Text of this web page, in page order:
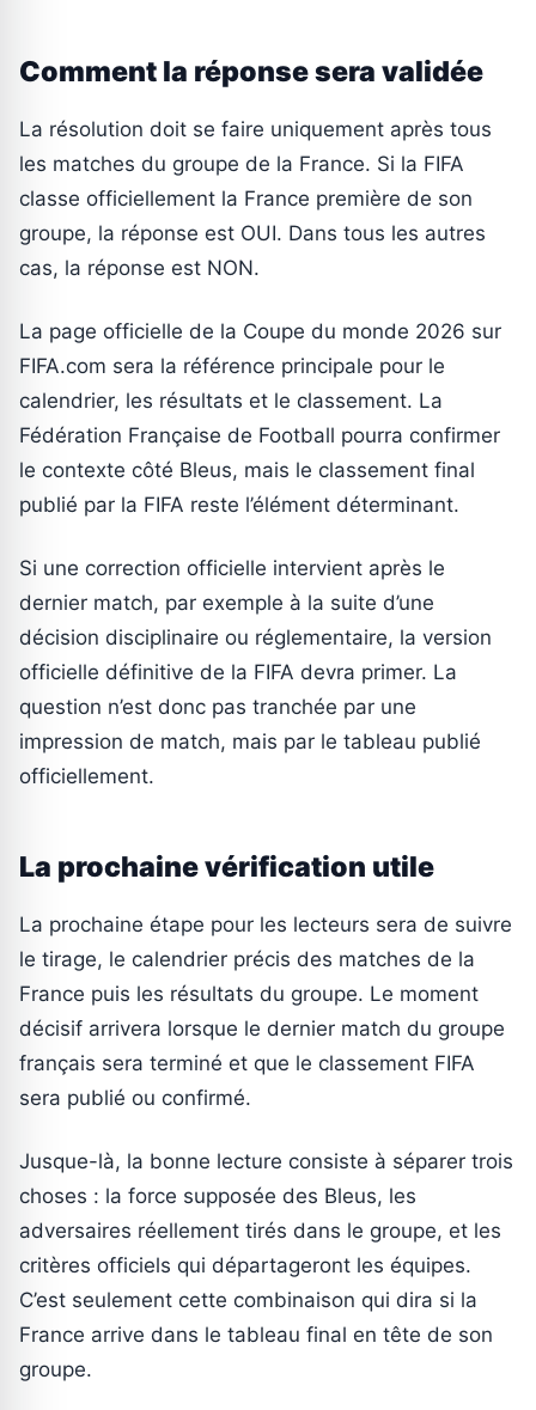
Comment la réponse sera validée
La résolution doit se faire uniquement après tous
les matches du groupe de la France. Si la FIFA
classe officiellement la France première de son
groupe, la réponse est OUI. Dans tous les autres
cas, la réponse est NON.
La page officielle de la Coupe du monde 2026 sur
FIFA.com sera la référence principale pour le
calendrier, les résultats et le classement. La
Fédération Française de Football pourra confirmer
le contexte côté Bleus, mais le classement final
publié par la FIFA reste l’élément déterminant.
Si une correction officielle intervient après le
dernier match, par exemple à la suite d’une
décision disciplinaire ou réglementaire, la version
officielle définitive de la FIFA devra primer. La
question n’est donc pas tranchée par une
impression de match, mais par le tableau publié
officiellement.
La prochaine vérification utile
La prochaine étape pour les lecteurs sera de suivre
le tirage, le calendrier précis des matches de la
France puis les résultats du groupe. Le moment
décisif arrivera lorsque le dernier match du groupe
français sera terminé et que le classement FIFA
sera publié ou confirmé.
Jusque-là, la bonne lecture consiste à séparer trois
choses : la force supposée des Bleus, les
adversaires réellement tirés dans le groupe, et les
critères officiels qui départageront les équipes.
C’est seulement cette combinaison qui dira si la
France arrive dans le tableau final en tête de son
groupe.